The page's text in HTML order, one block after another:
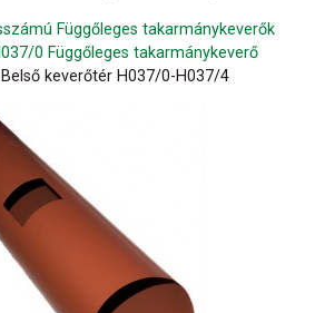
Függőleges takarmánykeverők
0 Függőleges takarmánykeverő
Belső keverőtér H037/0-H037/4